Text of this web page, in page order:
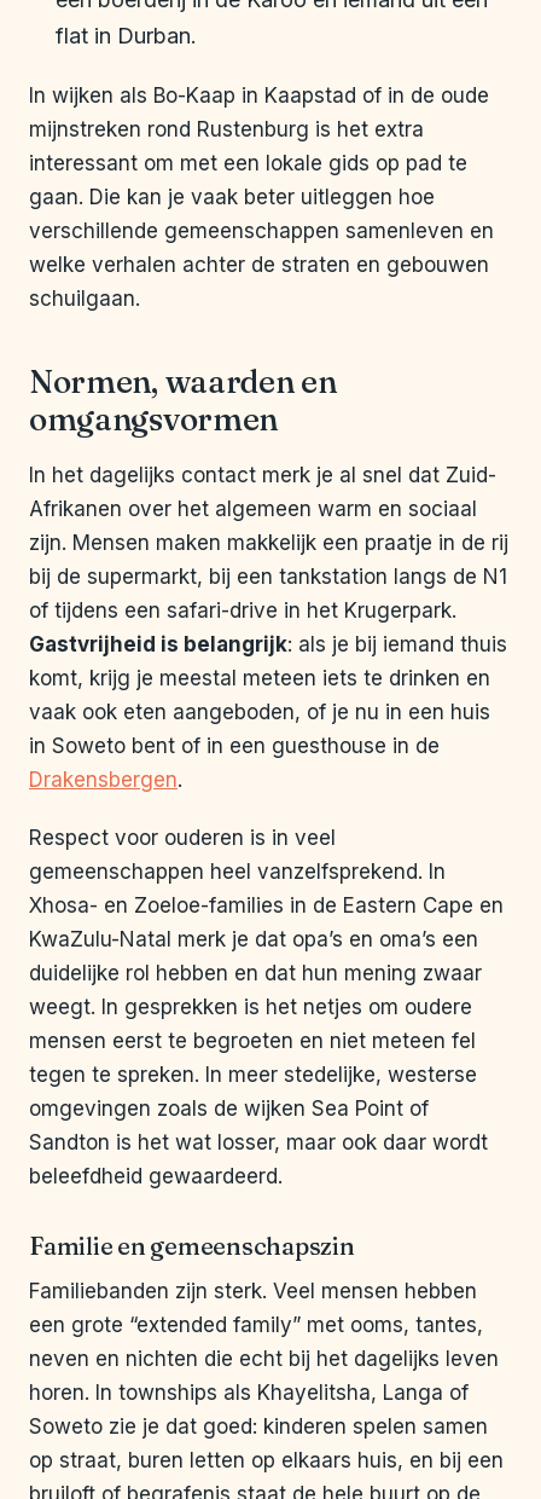
flat in Durban.
In wijken als Bo-Kaap in Kaapstad of in de oude
mijnstreken rond Rustenburg is het extra
interessant om met een lokale gids op pad te
gaan. Die kan je vaak beter uitleggen hoe
verschillende gemeenschappen samenleven en
welke verhalen achter de straten en gebouwen
schuilgaan.
Normen, waarden en
omgangsvormen
In het dagelijks contact merk je al snel dat Zuid-
Afrikanen over het algemeen warm en sociaal
zijn. Mensen maken makkelijk een praatje in de rij
bij de supermarkt, bij een tankstation langs de N1
of tijdens een safari-drive in het Krugerpark.
Gastvrijheid is belangrijk: als je bij iemand thuis
komt, krijg je meestal meteen iets te drinken en
vaak ook eten aangeboden, of je nu in een huis
in Soweto bent of in een guesthouse in de
Drakensbergen.
Respect voor ouderen is in veel
gemeenschappen heel vanzelfsprekend. In
Xhosa- en Zoeloe-families in de Eastern Cape en
KwaZulu-Natal merk je dat opa’s en oma’s een
duidelijke rol hebben en dat hun mening zwaar
weegt. In gesprekken is het netjes om oudere
mensen eerst te begroeten en niet meteen fel
tegen te spreken. In meer stedelijke, westerse
omgevingen zoals de wijken Sea Point of
Sandton is het wat losser, maar ook daar wordt
beleefdheid gewaardeerd.
Familie en gemeenschapszin
Familiebanden zijn sterk. Veel mensen hebben
een grote “extended family” met ooms, tantes,
neven en nichten die echt bij het dagelijks leven
horen. In townships als Khayelitsha, Langa of
Soweto zie je dat goed: kinderen spelen samen
op straat, buren letten op elkaars huis, en bij een